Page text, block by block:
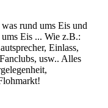
rund ums Eis und
Eis ... Wie z.B.:
Einlass,
usw.. Alles